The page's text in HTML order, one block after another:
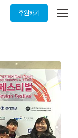
후원하기
메
열